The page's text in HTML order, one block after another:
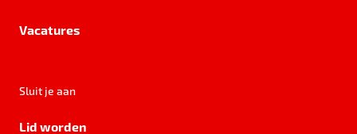
Vacatures
Sluit je aan
Lid worden